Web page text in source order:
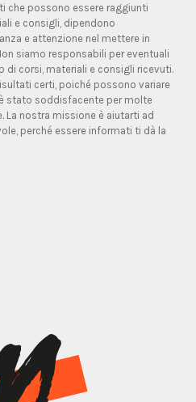
che possono essere raggiunti
e consigli, dipendono
e attenzione nel mettere in
siamo responsabili per eventuali
di corsi, materiali e consigli ricevuti.
certi, poiché possono variare
stato soddisfacente per molte
La nostra missione è aiutarti ad
perché essere informati ti dà la